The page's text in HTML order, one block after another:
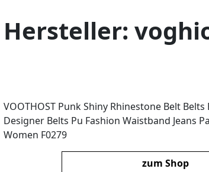
Hersteller:
VOOTHOST Punk Shiny Rhinestone Belt
Designer Belts Pu Fashion Waistband Jeans
Women F0279
zum Shop